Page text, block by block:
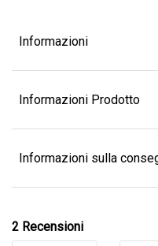
Informazioni
Informazioni Prodotto
Informazioni sulla
2 Recensioni